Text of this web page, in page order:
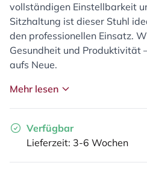
vollständigen Einstellbarkeit
Sitzhaltung ist dieser Stuhl
den professionellen Einsatz.
Gesundheit und Produktivität
aufs Neue.
Mehr lesen
Verfügbar
Lieferzeit: 3-6 Wochen